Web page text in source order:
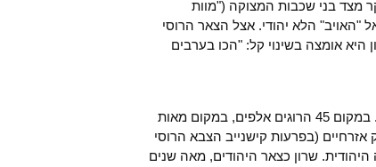
מצד בני שכבות המצוקה ("מוות
הלא יהודי. אצל הצאר הרוסי
היא אומצה בשינוי קל: "הכו בערבים
הישגיו של שרון הרבה יותר מרשימים מאלו של הצאר הרוסי. במקום 45 הרוגים אלפים, במקום מאות
אזרחיים (בפרעות קישנייב הצבא הרוסי
שרון כצאר היהודים, מאה שנים